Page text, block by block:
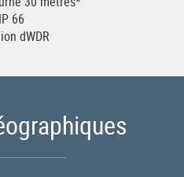
66
dWDR